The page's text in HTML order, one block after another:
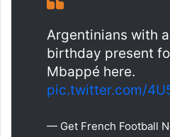
Argentinians with
birthday present
Mbappé here.
pic.twitter.com/
— Get French Football